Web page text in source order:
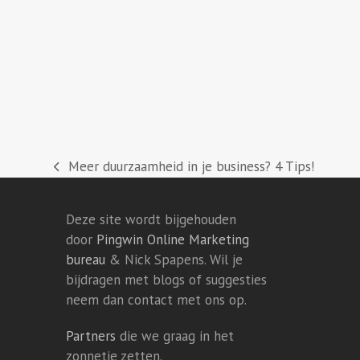
previous
Meer duurzaamheid in je business? 4 Tips!
Deze site wordt bijgehouden
door Pingwin Online Marketing
bureau & Nick Spapens. Wil je
bijdragen met blogs of suggesties
neem dan contact met ons op.
Partners die we graag in het
zonnetje zetten.